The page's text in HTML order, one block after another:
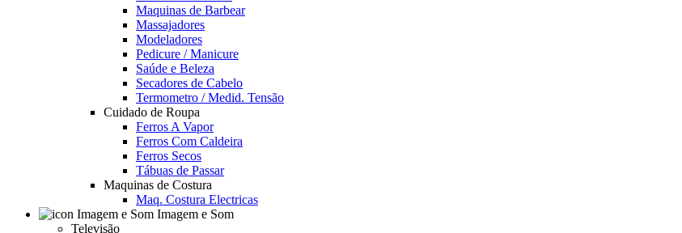
Maquinas de Barbear
Massajadores
Modeladores
Pedicure / Manicure
Saúde e Beleza
Secadores de Cabelo
Termometro / Medid. Tensão
Cuidado de Roupa
Ferros A Vapor
Ferros Com Caldeira
Ferros Secos
Tábuas de Passar
Maquinas de Costura
Maq. Costura Electricas
Imagem e Som
Televisão